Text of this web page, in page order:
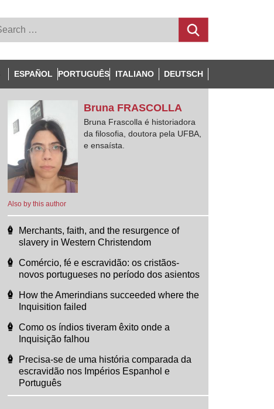
ESPAÑOL PORTUGUÊS ITALIANO DEUTSCH
Also by this author
Bruna FRASCOLLA
Bruna Frascolla é historiadora
da filosofia, doutora pela UFBA,
e ensaísta.
Merchants, faith, and the resurgence of
slavery in Western Christendom
Comércio, fé e escravidão: os cristãos-
novos portugueses no período dos asientos
How the Amerindians succeeded where the
Inquisition failed
Como os índios tiveram êxito onde a
Inquisição falhou
Precisa-se de uma história comparada da
escravidão nos Impérios Espanhol e
Português